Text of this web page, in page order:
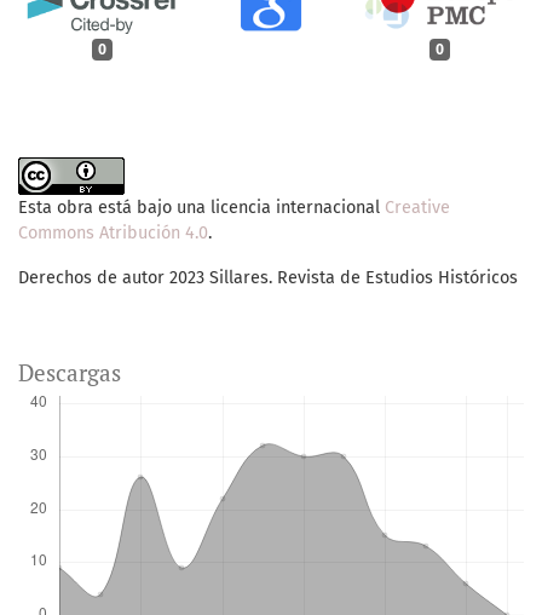
0 0
Esta obra está bajo una licencia internacional Creative
Commons Atribución 4.0.
Derechos de autor 2023 Sillares. Revista de Estudios Históricos
Descargas